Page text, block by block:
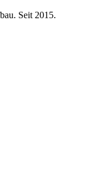
Seit 2015.